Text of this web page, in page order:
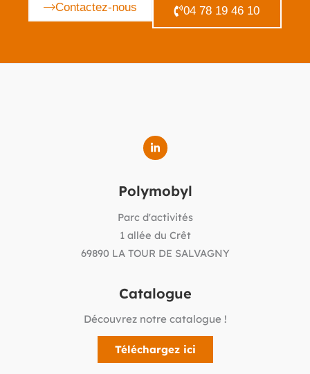
Contactez-nous 04 78 19 46 10
Polymobyl
Parc d'activités
1 allée du Crêt
69890 LA TOUR DE SALVAGNY
Catalogue
Découvrez notre catalogue !
Téléchargez ici